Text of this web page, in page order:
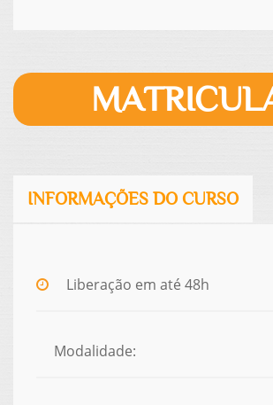
INFORMAÇÕES DO CURSO
Liberação em até 48h
Modalidade: